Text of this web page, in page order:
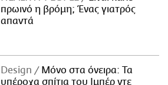
πρωινό η βρόμη; Ένας γιατρός
απαντά
Design
Μόνο στα όνειρα: Τα
υπέροχα σπίτια του Ιμπέρ ντε